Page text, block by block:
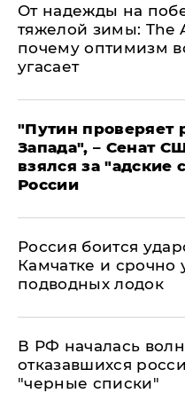
От надежды на
тяжелой зимы: The
почему оптимизм
угасает
"Путин проверяет
Запада", – Сенат
взялся за "адские
России
Россия боится
Камчатке и срочно
подводных лодок
​В РФ началась
отказавшихся
"черные списки"